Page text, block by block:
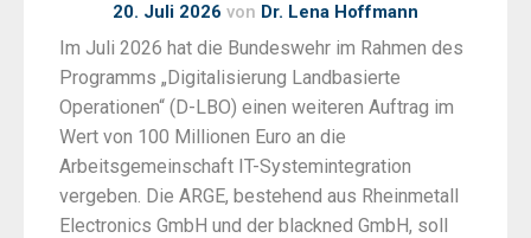
20. Juli 2026 von Dr. Lena Hoffmann
Im Juli 2026 hat die Bundeswehr im Rahmen des
Programms „Digitalisierung Landbasierte
Operationen“ (D-LBO) einen weiteren Auftrag im
Wert von 100 Millionen Euro an die
Arbeitsgemeinschaft IT-Systemintegration
vergeben. Die ARGE, bestehend aus Rheinmetall
Electronics GmbH und der blackned GmbH, soll